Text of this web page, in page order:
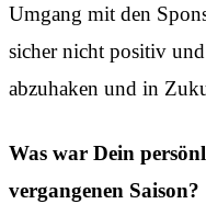
Umgang mit den
sicher nicht positiv
abzuhaken und in
Was war Dein
vergangenen Saison?